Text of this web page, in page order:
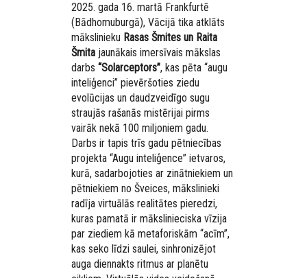
2025. gada 16. martā Frankfurtē
(Bādhomuburgā), Vācijā tika atklāts
mākslinieku Rasas Šmites un Raita
Šmita jaunākais imersīvais mākslas
darbs “Solarceptors”, kas pēta “augu
inteliģenci” pievēršoties ziedu
evolūcijas un daudzveidīgo sugu
straujās rašanās mistērijai pirms
vairāk nekā 100 miljoniem gadu.
Darbs ir tapis trīs gadu pētniecības
projekta “Augu inteliģence” ietvaros,
kurā, sadarbojoties ar zinātniekiem un
pētniekiem no Šveices, mākslinieki
radīja virtuālās realitātes pieredzi,
kuras pamatā ir mākslinieciska vīzija
par ziediem kā metaforiskām “acīm”,
kas seko līdzi saulei, sinhronizējot
auga diennakts ritmus ar planētu